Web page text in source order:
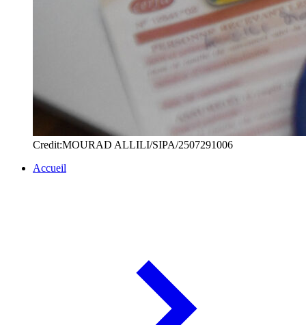
Credit:MOURAD ALLILI/SIPA/2507291006
Accueil